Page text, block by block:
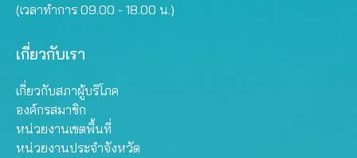
(เวลาทำการ 09.00 - 18.00 น.)
เกี่ยวกับเรา
เกี่ยวกับสภาผู้บริโภค
องค์กรสมาชิก
หน่วยงานเขตพื้นที่
หน่วยงานประจำจังหวัด